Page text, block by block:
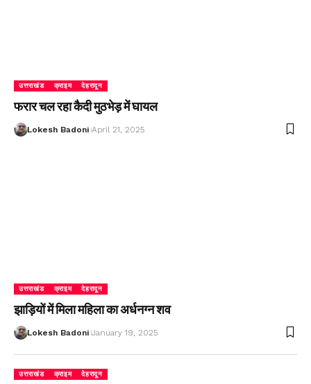
उत्तराखंड क्राइम देहरादून
फरार चल रहा कैदी मुठभेड़ में घायल
Lokesh Badoni April 21, 2025
उत्तराखंड क्राइम देहरादून
झाड़ियों में मिला महिला का अर्धनग्न शव
Lokesh Badoni January 19, 2025
उत्तराखंड क्राइम देहरादून